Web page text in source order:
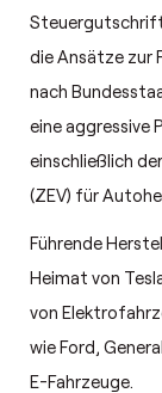
die Ansätze zur
nach
eine aggressive
einschließlich
(ZEV) für
Führende
Heimat von
von
wie Ford,
E-Fahrzeuge.